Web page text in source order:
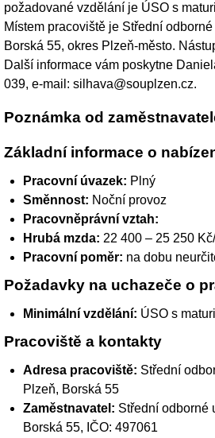
požadované vzdělání je ÚSO s
Místem pracoviště je Střední
Borská 55, okres Plzeň-město.
Další informace vám poskytne
039, e-mail: silhava@souplzen.cz.
Poznámka od
Základní informace o
Pracovní úvazek: Plný
Směnnost: Noční provoz
Pracovněprávní vztah:
Hrubá mzda: 22 400 – 25 250
Pracovní poměr: na dobu
Požadavky na uchazeče o
Minimální vzdělání: ÚSO s
Pracoviště a kontakty
Adresa pracoviště: Střední
Plzeň, Borská 55
Zaměstnavatel: Střední odborné
Borská 55, IČO: 497061